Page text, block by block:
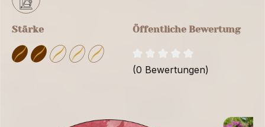
Stärke Öffentliche Bewertung
(0 Bewertungen)